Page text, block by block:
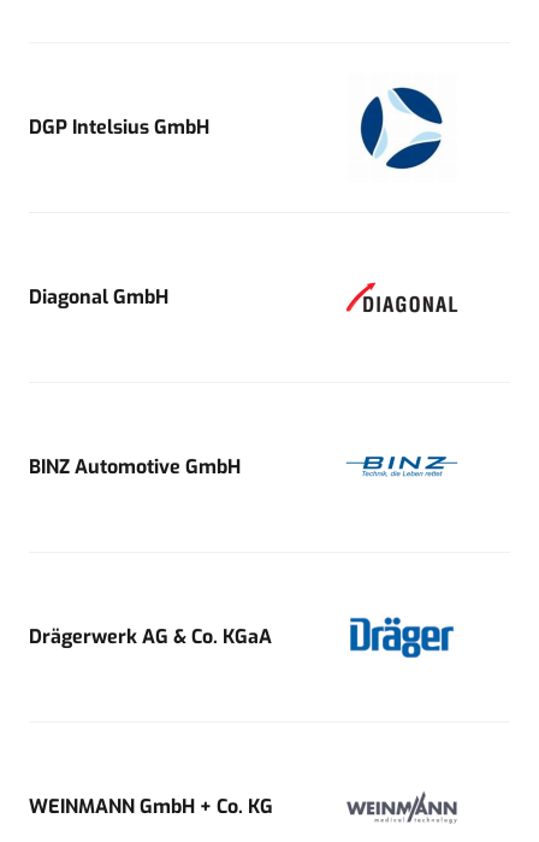
DGP Intelsius GmbH
Diagonal GmbH
BINZ Automotive GmbH
Drägerwerk AG & Co. KGaA
WEINMANN GmbH + Co. KG